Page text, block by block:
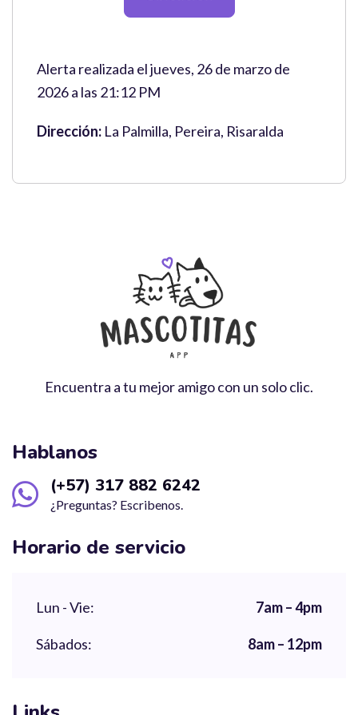
Alerta realizada el jueves, 26 de marzo de
2026 a las 21:12 PM
Dirección: La Palmilla, Pereira, Risaralda
Encuentra a tu mejor amigo con un solo clic.
Hablanos
(+57) 317 882 6242
¿Preguntas? Escribenos.
Horario de servicio
Lun - Vie: 7am – 4pm
Sábados: 8am – 12pm